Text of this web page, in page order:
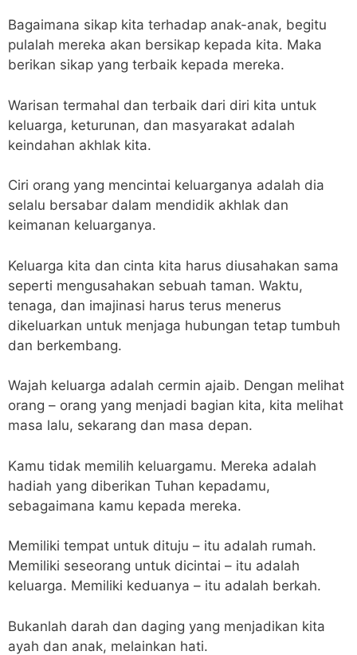
Bagaimana sikap kita terhadap anak-anak, begitu
pulalah mereka akan bersikap kepada kita. Maka
berikan sikap yang terbaik kepada mereka.
Warisan termahal dan terbaik dari diri kita untuk
keluarga, keturunan, dan masyarakat adalah
keindahan akhlak kita.
Ciri orang yang mencintai keluarganya adalah dia
selalu bersabar dalam mendidik akhlak dan
keimanan keluarganya.
Keluarga kita dan cinta kita harus diusahakan sama
seperti mengusahakan sebuah taman. Waktu,
tenaga, dan imajinasi harus terus menerus
dikeluarkan untuk menjaga hubungan tetap tumbuh
dan berkembang.
Wajah keluarga adalah cermin ajaib. Dengan melihat
orang – orang yang menjadi bagian kita, kita melihat
masa lalu, sekarang dan masa depan.
Kamu tidak memilih keluargamu. Mereka adalah
hadiah yang diberikan Tuhan kepadamu,
sebagaimana kamu kepada mereka.
Memiliki tempat untuk dituju – itu adalah rumah.
Memiliki seseorang untuk dicintai – itu adalah
keluarga. Memiliki keduanya – itu adalah berkah.
Bukanlah darah dan daging yang menjadikan kita
ayah dan anak, melainkan hati.